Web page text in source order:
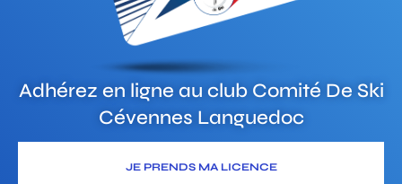
Adhérez en ligne au club Comité De Ski
Cévennes Languedoc
JE PRENDS MA LICENCE